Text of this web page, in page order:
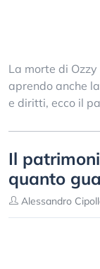
La morte di
aprendo anche
e diritti, ecco il
Il
quanto
Alessandro